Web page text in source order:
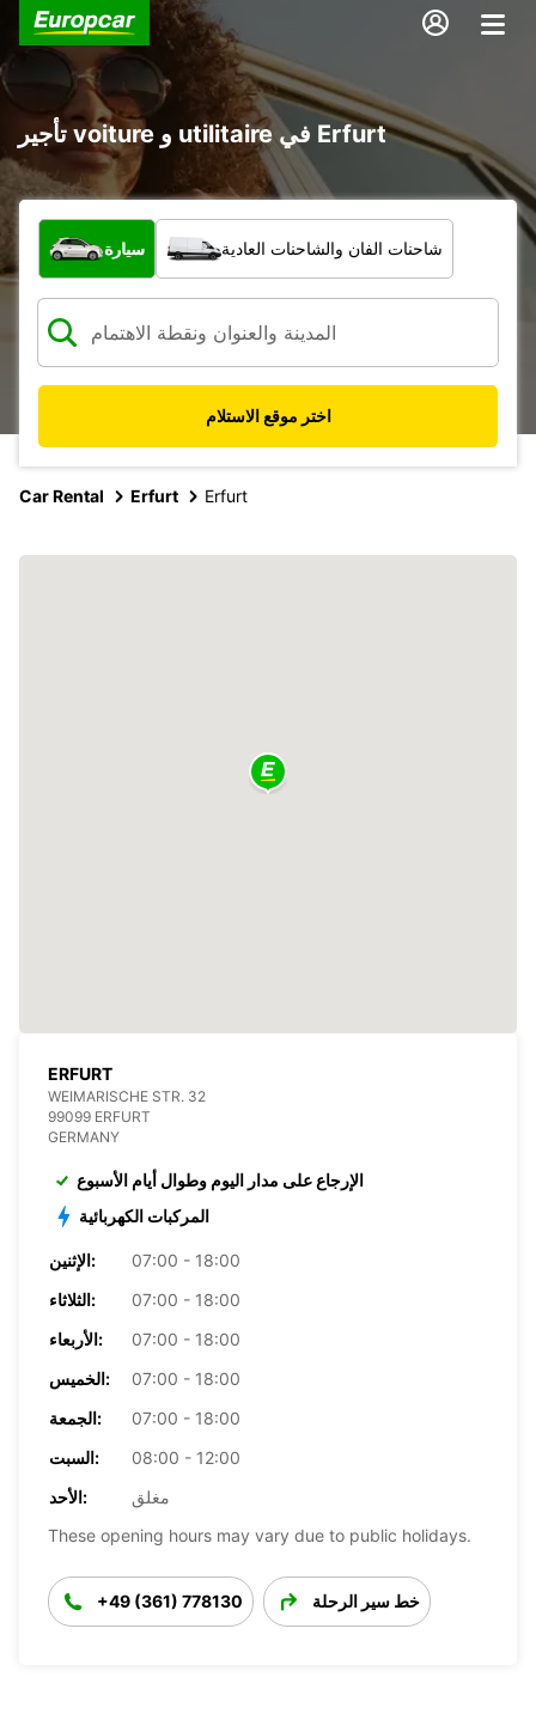
تأجير voiture و utilitaire في Erfurt
ما نوع المركبة؟
سيارة شاحنات الفان والشاحنات العادية
اختر موقع الاستلام
Car Rental Erfurt Erfurt
ERFURT
WEIMARISCHE STR. 32
99099 ERFURT
GERMANY
الإرجاع على مدار اليوم وطوال أيام الأسبوع
المركبات الكهربائية
الإثنين:
07:00 - 18:00
الثلاثاء:
07:00 - 18:00
الأربعاء:
07:00 - 18:00
الخميس:
07:00 - 18:00
الجمعة:
07:00 - 18:00
السبت:
08:00 - 12:00
الأحد:
مغلق
These opening hours may vary due to public holidays.
+49 (361) 778130 خط سير الرحلة